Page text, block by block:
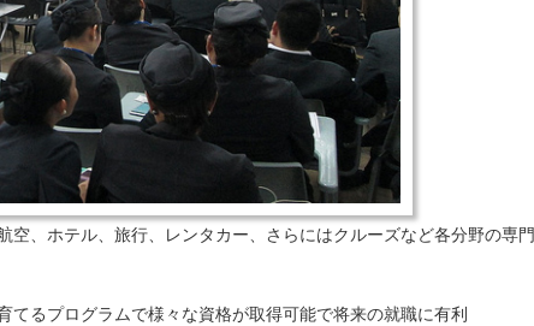
空、ホテル、旅行、レンタカー、さらにはクルーズなど各分野の専門
てるプログラムで様々な資格が取得可能で将来の就職に有利